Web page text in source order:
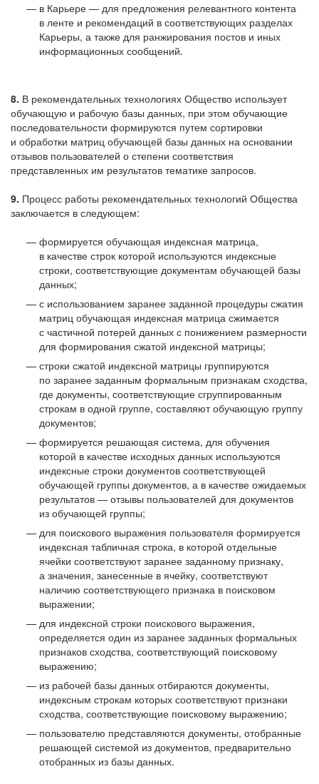
в Карьере — для предложения релевантного контента
в ленте и рекомендаций в соответствующих разделах
Карьеры, а также для ранжирования постов и иных
информационных сообщений.
8. В рекомендательных технологиях Общество использует
обучающую и рабочую базы данных, при этом обучающие
последовательности формируются путем сортировки
и обработки матриц обучающей базы данных на основании
отзывов пользователей о степени соответствия
представленных им результатов тематике запросов.
9. Процесс работы рекомендательных технологий Общества
заключается в следующем:
формируется обучающая индексная матрица,
в качестве строк которой используются индексные
строки, соответствующие документам обучающей базы
данных;
с использованием заранее заданной процедуры сжатия
матриц обучающая индексная матрица сжимается
с частичной потерей данных с понижением размерности
для формирования сжатой индексной матрицы;
строки сжатой индексной матрицы группируются
по заранее заданным формальным признакам сходства,
где документы, соответствующие сгруппированным
строкам в одной группе, составляют обучающую группу
документов;
формируется решающая система, для обучения
которой в качестве исходных данных используются
индексные строки документов соответствующей
обучающей группы документов, а в качестве ожидаемых
результатов — отзывы пользователей для документов
из обучающей группы;
для поискового выражения пользователя формируется
индексная табличная строка, в которой отдельные
ячейки соответствуют заранее заданному признаку,
а значения, занесенные в ячейку, соответствуют
наличию соответствующего признака в поисковом
выражении;
для индексной строки поискового выражения,
определяется один из заранее заданных формальных
признаков сходства, соответствующий поисковому
выражению;
из рабочей базы данных отбираются документы,
индексным строкам которых соответствуют признаки
сходства, соответствующие поисковому выражению;
пользователю представляются документы, отобранные
решающей системой из документов, предварительно
отобранных из базы данных.